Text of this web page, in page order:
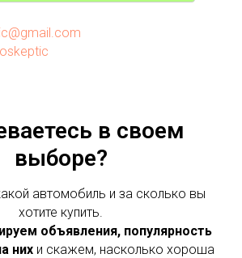
в своем
выборе?
автомобиль и за сколько вы
хотите купить.
объявления, популярность
нихи скажем, насколько хороша